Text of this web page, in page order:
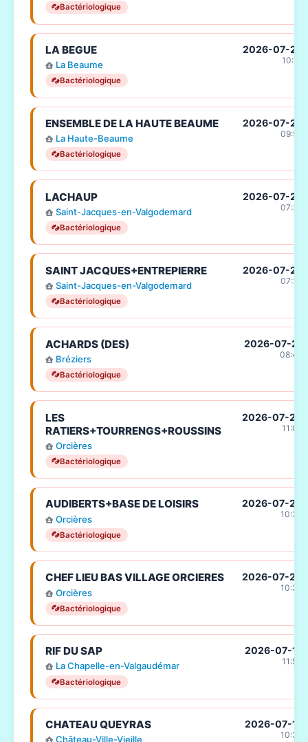
Bactériologique
LA BEGUE
La Beaume
Bactériologique
2026-07-22
10:19
ENSEMBLE DE LA HAUTE BEAUME
La Haute-Beaume
Bactériologique
2026-07-22
09:58
LACHAUP
Saint-Jacques-en-Valgodemard
Bactériologique
2026-07-22
07:31
SAINT JACQUES+ENTREPIERRE
Saint-Jacques-en-Valgodemard
Bactériologique
2026-07-22
07:31
ACHARDS (DES)
Bréziers
Bactériologique
2026-07-21
08:47
LES
RATIERS+TOURRENGS+ROUSSINS
Orcières
Bactériologique
2026-07-20
11:06
AUDIBERTS+BASE DE LOISIRS
Orcières
Bactériologique
2026-07-20
10:36
CHEF LIEU BAS VILLAGE ORCIERES
Orcières
Bactériologique
2026-07-20
10:36
RIF DU SAP
La Chapelle-en-Valgaudémar
Bactériologique
2026-07-17
11:54
CHATEAU QUEYRAS
Château-Ville-Vieille
2026-07-17
10:37